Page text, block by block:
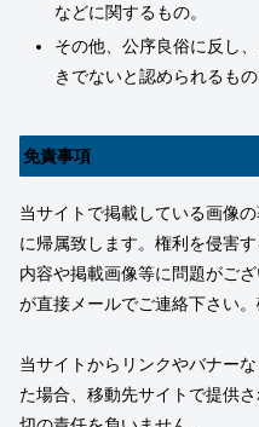
などに関するもの。
その他、公序良俗に反し
きでないと認められるもの
免責事項
当サイトで掲載している画像
に帰属致します。権利を侵害
内容や掲載画像等に問題がご
が直接メールでご連絡下さい
当サイトからリンクやバナー
た場合、移動先サイトで提供